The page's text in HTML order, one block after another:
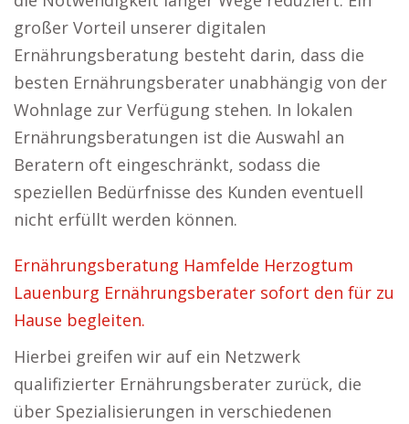
großer Vorteil unserer digitalen
Ernährungsberatung besteht darin, dass die
besten Ernährungsberater unabhängig von der
Wohnlage zur Verfügung stehen. In lokalen
Ernährungsberatungen ist die Auswahl an
Beratern oft eingeschränkt, sodass die
speziellen Bedürfnisse des Kunden eventuell
nicht erfüllt werden können.
Ernährungsberatung Hamfelde Herzogtum
Lauenburg Ernährungsberater sofort den für zu
Hause begleiten.
Hierbei greifen wir auf ein Netzwerk
qualifizierter Ernährungsberater zurück, die
über Spezialisierungen in verschiedenen